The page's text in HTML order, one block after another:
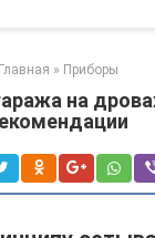
Главная » Приборы
на